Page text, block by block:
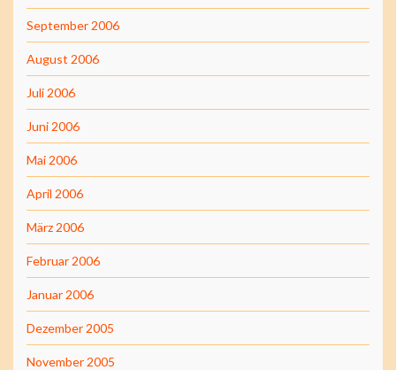
September 2006
August 2006
Juli 2006
Juni 2006
Mai 2006
April 2006
März 2006
Februar 2006
Januar 2006
Dezember 2005
November 2005